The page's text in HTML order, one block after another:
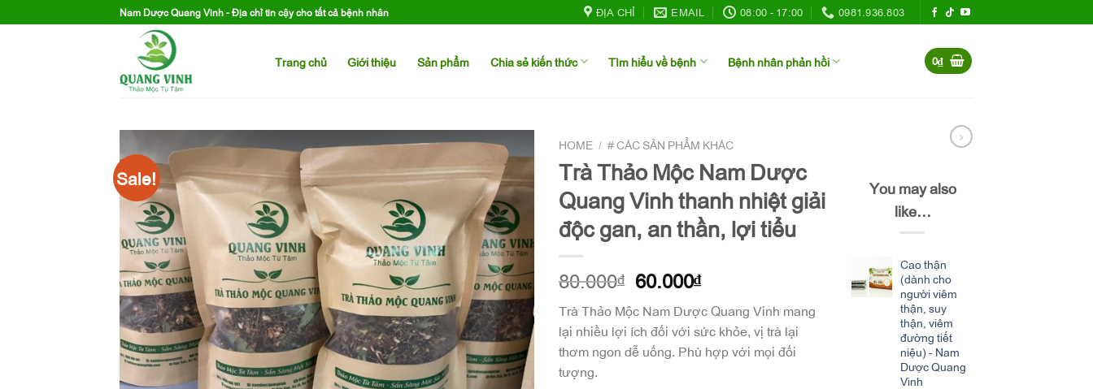
to
Nam Dược Quang Vinh - Địa chỉ tin cậy cho tất cả bệnh nhân ĐỊA CHỈ EMAIL 08:00 - 17:00 0981.936.803
Trang chủ Giới thiệu Sản phẩm Chia sẻ kiến thức Tìm hiểu về bệnh Bệnh nhân phản hồi 0₫
Sale!
HOME / # CÁC SẢN PHẨM KHÁC
Trà Thảo Mộc Nam Dược
Quang Vinh thanh nhiệt giải
độc gan, an thần, lợi tiểu
80.000₫ 60.000₫
Trà Thảo Mộc Nam Dược Quang Vinh mang
lại nhiều lợi ích đối với sức khỏe, vị trà lại
thơm ngon dễ uống. Phù hợp với mọi đối
tượng.
You may also
like…
Cao thận
(dành cho
người viêm
thận, suy
thận, viêm
đường tiết
niệu) - Nam
Dược Quang
Vinh